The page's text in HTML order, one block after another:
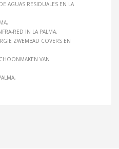
AGUAS RESIDUALES EN LA
RED IN LA PALMA
ZWEMBAD COVERS EN
VAN